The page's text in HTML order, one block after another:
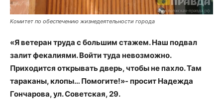
Комитет по обеспечению жизнедеятельности города
«Я ветеран труда с большим стажем. Наш подвал
залит фекалиями. Войти туда невозможно.
Приходится открывать дверь, чтобы не пахло. Там
тараканы, клопы… Помогите!»- просит Надежда
Гончарова, ул. Советская, 29.